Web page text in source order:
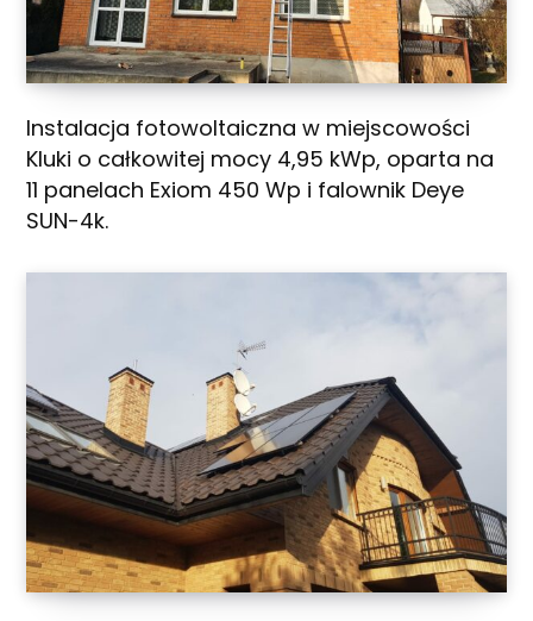
Instalacja fotowoltaiczna w miejscowości
Kluki o całkowitej mocy 4,95 kWp, oparta na
11 panelach Exiom 450 Wp i falownik Deye
SUN-4k.